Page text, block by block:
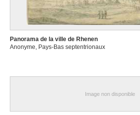
Panorama de la ville de Rhenen
Anonyme, Pays-Bas septentrionaux
Image non disponible